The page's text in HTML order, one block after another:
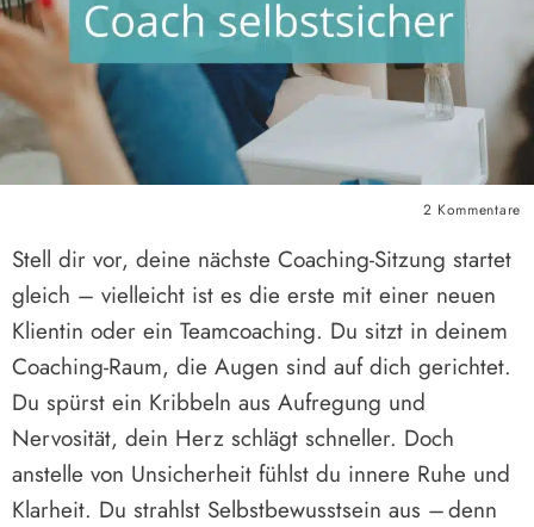
2 Kommentare
Stell dir vor, deine nächste Coaching-Sitzung startet
gleich – vielleicht ist es die erste mit einer neuen
Klientin oder ein Teamcoaching. Du sitzt in deinem
Coaching-Raum, die Augen sind auf dich gerichtet.
Du spürst ein Kribbeln aus Aufregung und
Nervosität, dein Herz schlägt schneller. Doch
anstelle von Unsicherheit fühlst du innere Ruhe und
Klarheit. Du strahlst Selbstbewusstsein aus – denn